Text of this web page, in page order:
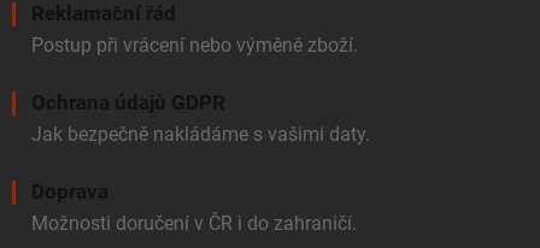
Reklamační řád
Postup při vrácení nebo výměně zboží.
Ochrana údajů GDPR
Jak bezpečně nakládáme s vašimi daty.
Doprava
Možnosti doručení v ČR i do zahraničí.